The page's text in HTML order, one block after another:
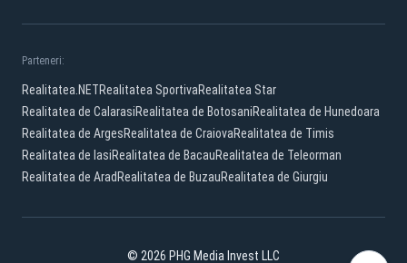
Parteneri:
Realitatea.NETRealitatea SportivaRealitatea Star
Realitatea de CalarasiRealitatea de BotosaniRealitatea de Hunedoara
Realitatea de ArgesRealitatea de CraiovaRealitatea de Timis
Realitatea de IasiRealitatea de BacauRealitatea de Teleorman
Realitatea de Arad Realitatea de BuzauRealitatea de Giurgiu
© 2026 PHG Media Invest LLC